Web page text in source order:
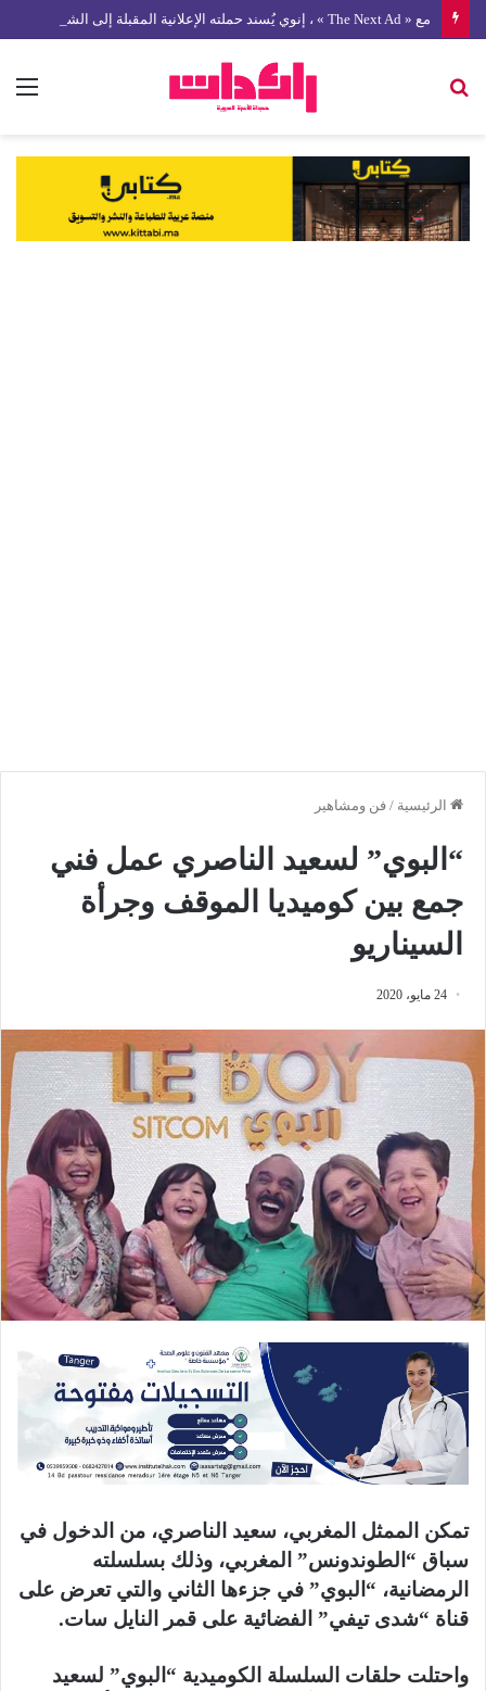
الرئيسية / فن ومشاهير
“البوي” لسعيد الناصري عمل فني
جمع بين كوميديا الموقف وجرأة
السيناريو
24 مايو، 2020
تمكن الممثل المغربي، سعيد الناصري، من الدخول في
سباق “الطوندونس” المغربي، وذلك بسلسلته
الرمضانية، “البوي” في جزءها الثاني والتي تعرض على
قناة “شدى تيفي” الفضائية على قمر النايل سات.
واحتلت حلقات السلسلة الكوميدية “البوي” لسعيد